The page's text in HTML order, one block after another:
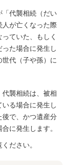
「代襲相続（だい
人が亡くなった際
ていた、もしく
た場合に発生し
代（子や孫）に
襲相続は、被相
る場合に発生し
後で、かつ遺産分
に発生します。
ださい。